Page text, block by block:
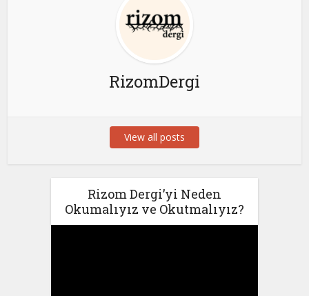
RizomDergi
View all posts
Rizom Dergi’yi Neden
Okumalıyız ve Okutmalıyız?